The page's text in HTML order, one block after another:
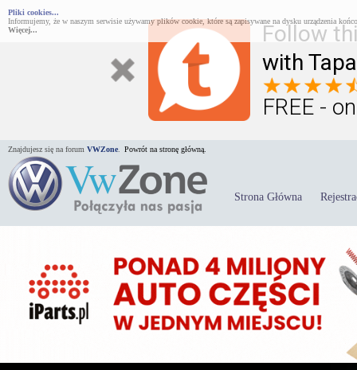
Follow
with
FREE -
Pliki cookies...
Informujemy, że w naszym serwisie używamy plików cookie, które są zapisywane na dysku urządzenia
Więcej...
Znajdujesz się na forum VWZone Powrót na stronę główną.
Strona Główna